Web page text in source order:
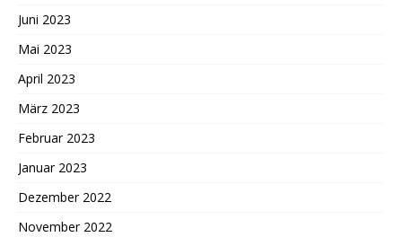
Juni 2023
Mai 2023
April 2023
März 2023
Februar 2023
Januar 2023
Dezember 2022
November 2022